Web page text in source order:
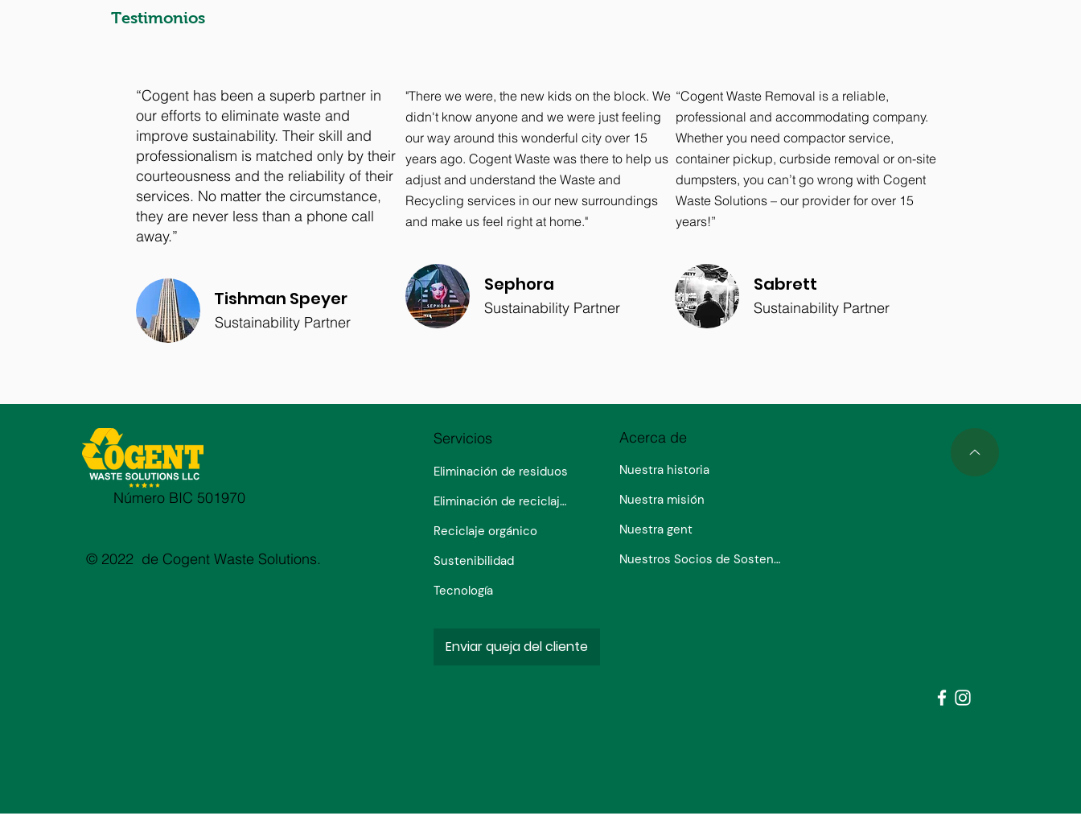
Testimonios
“Cogent has been a superb partner in
our efforts to eliminate waste and
improve sustainability. Their skill and
professionalism is matched only by their
courteousness and the reliability of their
services. No matter the circumstance,
they are never less than a phone call
away.”
Tishman Speyer
Sustainability Partner
"There we were, the new kids on the block. We
didn't know anyone and we were just feeling
our way around this wonderful city over 15
years ago. Cogent Waste was there to help us
adjust and understand the Waste and
Recycling services in our new surroundings
and make us feel right at home."
Sephora
Sustainability Partner
“Cogent Waste Removal is a reliable,
professional and accommodating company.
Whether you need compactor service,
container pickup, curbside removal or on-site
dumpsters, you can’t go wrong with Cogent
Waste Solutions – our provider for over 15
years!”
Sabrett
Sustainability Partner
© 2022 de Cogent Waste Solutions.
Servicios
Eliminación de residuos
Eliminación de reciclaje de flujo único
Reciclaje orgánico
Sustenibilidad
Tecnología
Acerca de
Nuestra historia
Nuestra misión
Nuestra gent
Nuestros Socios de Sostenibilidad
Número BIC 501970
Enviar queja del cliente